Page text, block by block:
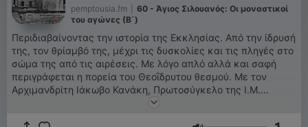
pemptousia.fm
60 - Άγιος Σιλουανός: Οι μοναστικοί
του αγώνες (Β΄)
Περιδιαβαίνοντας την ιστορία της Εκκλησίας. Από την ίδρυσή
της, τον θρίαμβό της, μέχρι τις δυσκολίες και τις πληγές στο
σώμα της από τις αιρέσεις. Με λόγο απλό αλλά και σαφή
περιγράφεται η πορεία του Θεοΐδρυτου θεσμού. Με τον
Αρχιμανδρίτη Ιάκωβο Κανάκη, Πρωτοσύγκελο της Ι.Μ.